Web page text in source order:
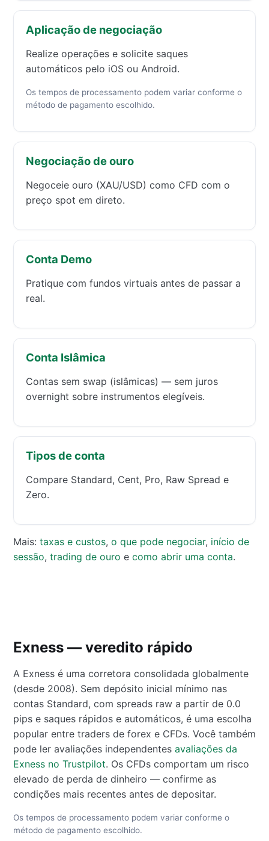
Aplicação de negociação
Realize operações e solicite saques
automáticos pelo iOS ou Android.
Os tempos de processamento podem variar conforme o
método de pagamento escolhido.
Negociação de ouro
Negoceie ouro (XAU/USD) como CFD com o
preço spot em direto.
Conta Demo
Pratique com fundos virtuais antes de passar a
real.
Conta Islâmica
Contas sem swap (islâmicas) — sem juros
overnight sobre instrumentos elegíveis.
Tipos de conta
Compare Standard, Cent, Pro, Raw Spread e
Zero.
Mais: taxas e custos, o que pode negociar, início de
sessão, trading de ouro e como abrir uma conta.
Exness — veredito rápido
A Exness é uma corretora consolidada globalmente
(desde 2008). Sem depósito inicial mínimo nas
contas Standard, com spreads raw a partir de 0.0
pips e saques rápidos e automáticos, é uma escolha
popular entre traders de forex e CFDs. Você também
pode ler avaliações independentes avaliações da
Exness no Trustpilot. Os CFDs comportam um risco
elevado de perda de dinheiro — confirme as
condições mais recentes antes de depositar.
Os tempos de processamento podem variar conforme o
método de pagamento escolhido.